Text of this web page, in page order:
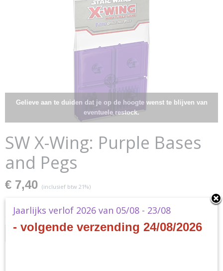
Gelieve aan te duiden dat je op de hoogte wenst te blijven van
eventuele restock.
SW X-Wing: Purple Bases
and Pegs
€ 7,40 (inclusief btw 21%)
✘
Ontvang een mailtje zodra het product weer op voorraad is.
Verstuur
Jaarlijks verlof 2026 van 05/08 - 23/08
- volgende verzending 24/08/2026